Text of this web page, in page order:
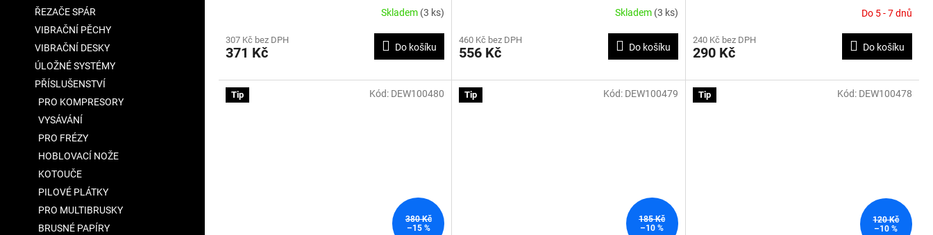
ŘEZAČE SPÁR
VIBRAČNÍ PĚCHY
VIBRAČNÍ DESKY
ÚLOŽNÉ SYSTÉMY
PŘÍSLUŠENSTVÍ
PRO KOMPRESORY
VYSÁVÁNÍ
PRO FRÉZY
HOBLOVACÍ NOŽE
KOTOUČE
PILOVÉ PLÁTKY
PRO MULTIBRUSKY
BRUSNÉ PAPÍRY
Skladem (3 ks)
307 Kč bez DPH
371 Kč Do košíku
Skladem (3 ks)
460 Kč bez DPH
556 Kč Do košíku
Do 5 - 7 dnů
240 Kč bez DPH
290 Kč Do košíku
Tip
380 Kč
–15 %
Kód: DEW100480 Tip
185 Kč
–10 %
Kód: DEW100479 Tip
120 Kč
–10 %
Kód: DEW100478